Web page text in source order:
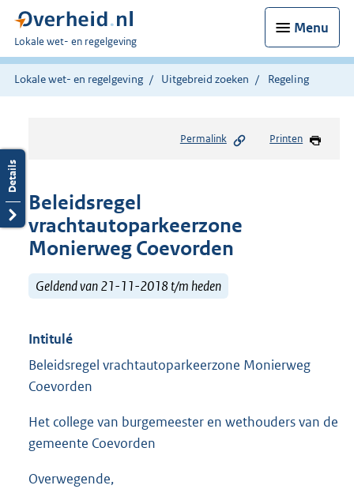
Menu
U
bent
hier:
Lokale wet- en regelgeving
Lokale wet- en regelgeving Uitgebreid zoeken Regeling
Permalink Printen
Beleidsregel
vrachtautoparkeerzone
Monierweg Coevorden
Geldend van 21-11-2018 t/m heden
Intitulé
Beleidsregel vrachtautoparkeerzone Monierweg
Coevorden
Het college van burgemeester en wethouders van de
gemeente Coevorden
Overwegende,